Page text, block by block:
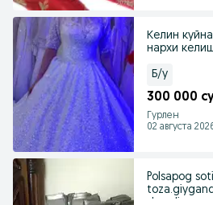
Келин
нархи
Б/у
300 000
Гурлен
02 августа
Polsapog